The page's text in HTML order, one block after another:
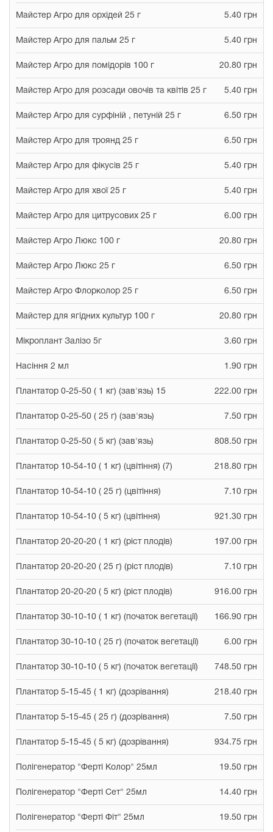
Майстер Агро для орхідей 25 г 5.40 грн
Майстер Агро для пальм 25 г 5.40 грн
Майстер Агро для помідорів 100 г 20.80 грн
Майстер Агро для розсади овочів та квітів 25 г 5.40 грн
Майстер Агро для сурфіній , петуній 25 г 6.50 грн
Майстер Агро для троянд 25 г 6.50 грн
Майстер Агро для фікусів 25 г 5.40 грн
Майстер Агро для хвої 25 г 5.40 грн
Майстер Агро для цитрусових 25 г 6.00 грн
Майстер Агро Люкс 100 г 20.80 грн
Майстер Агро Люкс 25 г 6.50 грн
Майстер Агро Флорколор 25 г 6.50 грн
Майстер для ягідних культур 100 г 20.80 грн
Мікроплант Залізо 5г 3.60 грн
Насіння 2 мл 1.90 грн
Плантатор 0-25-50 ( 1 кг) (зав'язь) 15 222.00 грн
Плантатор 0-25-50 ( 25 г) (зав'язь) 7.50 грн
Плантатор 0-25-50 ( 5 кг) (зав'язь) 808.50 грн
Плантатор 10-54-10 ( 1 кг) (цвітіння) (7) 218.80 грн
Плантатор 10-54-10 ( 25 г) (цвітіння) 7.10 грн
Плантатор 10-54-10 ( 5 кг) (цвітіння) 921.30 грн
Плантатор 20-20-20 ( 1 кг) (ріст плодів) 197.00 грн
Плантатор 20-20-20 ( 25 г) (ріст плодів) 7.10 грн
Плантатор 20-20-20 ( 5 кг) (ріст плодів) 916.00 грн
Плантатор 30-10-10 ( 1 кг) (початок вегетації) 166.90 грн
Плантатор 30-10-10 ( 25 г) (початок вегетації) 6.00 грн
Плантатор 30-10-10 ( 5 кг) (початок вегетації) 748.50 грн
Плантатор 5-15-45 ( 1 кг) (дозрівання) 218.40 грн
Плантатор 5-15-45 ( 25 г) (дозрівання) 7.50 грн
Плантатор 5-15-45 ( 5 кг) (дозрівання) 934.75 грн
Полігенератор "Ферті Колор" 25мл 19.50 грн
Полігенератор "Ферті Сет" 25мл 14.40 грн
Полігенератор "Ферті Фіт" 25мл 19.50 грн